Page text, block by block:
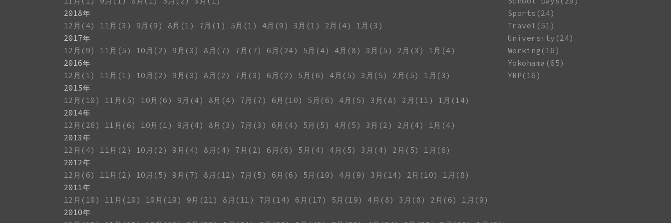
2018年
12月(4)
11月(3) 9月(9) 8月(1) 7月(1) 5月(1) 4月(9) 3月(1) 2月(4)
1月(3)
2017年
12月(9)
11月(5) 10月(2) 9月(3) 8月(7) 7月(7) 6月(24) 5月(4) 4月(8) 3月(5) 2月(3)
1月(4)
2016年
12月(1)
11月(1) 10月(2) 9月(3) 8月(2) 7月(3) 6月(2) 5月(6) 4月(5) 3月(5) 2月(5)
1月(3)
2015年
12月(10)
11月(5) 10月(6) 9月(4) 8月(4) 7月(7) 6月(10) 5月(6) 4月(5) 3月(8) 2月(11)
1月(14)
2014年
12月(26)
11月(6) 10月(1) 9月(4) 8月(3) 7月(3) 6月(4) 5月(5) 4月(5) 3月(2) 2月(4)
1月(4)
2013年
12月(4)
11月(2) 10月(2) 9月(4) 8月(4) 7月(2) 6月(6) 5月(4) 4月(5) 3月(4) 2月(5)
1月(6)
2012年
12月(6)
11月(2) 10月(5) 9月(7) 8月(12) 7月(5) 6月(6) 5月(10) 4月(9) 3月(14) 2月(10)
1月(8)
2011年
12月(10)
11月(10) 10月(19) 9月(21) 8月(11) 7月(14) 6月(17) 5月(19) 4月(8) 3月(8) 2月(6)
1月(9)
2010年
Sports(24)
Travel(51)
University(24)
Working(16)
Yokohama(65)
YRP(16)